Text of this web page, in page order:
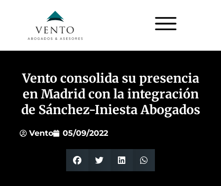
Vento consolida su presencia
en Madrid con la integración
de Sánchez-Iniesta Abogados
Vento 05/09/2022